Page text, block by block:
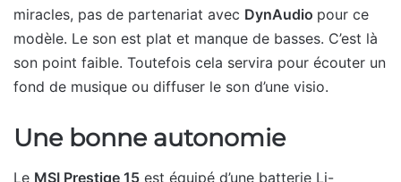
miracles, pas de partenariat avec DynAudio pour ce
modèle. Le son est plat et manque de basses. C’est là
son point faible. Toutefois cela servira pour écouter un
fond de musique ou diffuser le son d’une visio.
Une bonne autonomie
Le MSI Prestige 15 est équipé d’une batterie Li-